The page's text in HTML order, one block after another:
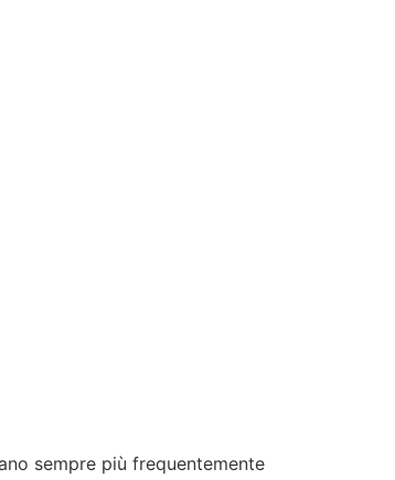
sempre più frequentemente